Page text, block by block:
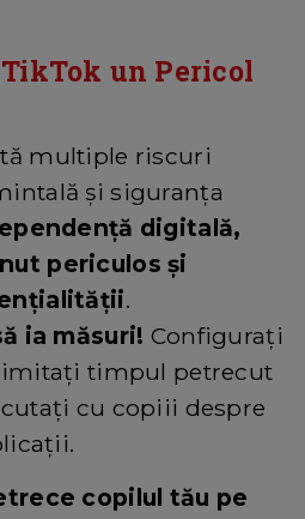
un Pericol
multiple riscuri
și siguranța
digitală,
periculos și
.
ia măsuri! Configurați
timpul petrecut
cu copiii despre
copilul tău pe